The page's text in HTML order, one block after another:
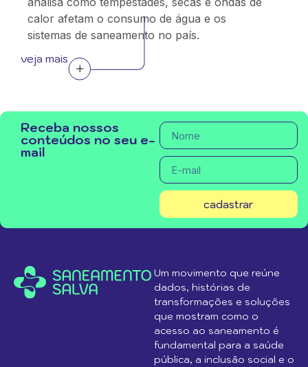
calor afetam o consumo de água e os
sistemas de saneamento no país.
veja mais
Receba nossos
conteúdos no seu e-
mail
cadastrar
Um movimento que reúne
dados, histórias de
transformações e soluções
que mostram como o
acesso ao saneamento é
fundamental para a saúde
pública, a inclusão social e o